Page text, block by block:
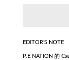
EDITOR’S NOTE
P.E NATION 的